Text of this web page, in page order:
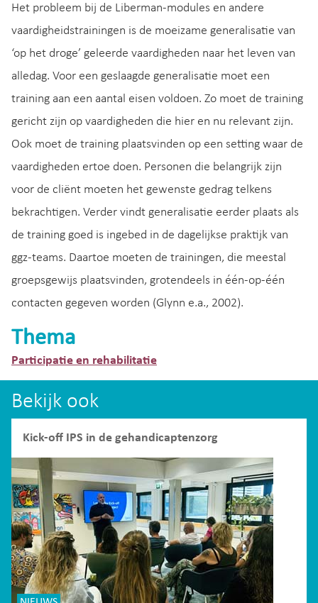
Het probleem bij de Liberman-modules en andere
vaardigheidstrainingen is de moeizame generalisatie van
‘op het droge’ geleerde vaardigheden naar het leven van
alledag. Voor een geslaagde generalisatie moet een
training aan een aantal eisen voldoen. Zo moet de training
gericht zijn op vaardigheden die hier en nu relevant zijn.
Ook moet de training plaatsvinden op een setting waar de
vaardigheden ertoe doen. Personen die belangrijk zijn
voor de cliënt moeten het gewenste gedrag telkens
bekrachtigen. Verder vindt generalisatie eerder plaats als
de training goed is ingebed in de dagelijkse praktijk van
ggz-teams. Daartoe moeten de trainingen, die meestal
groepsgewijs plaatsvinden, grotendeels in één-op-één
contacten gegeven worden (Glynn e.a., 2002).
Thema
Participatie en rehabilitatie
Bekijk ook
Kick-off IPS in de gehandicaptenzorg